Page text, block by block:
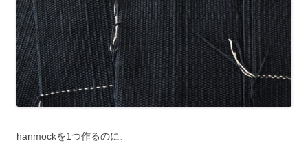
hanmockを1つ作るのに、